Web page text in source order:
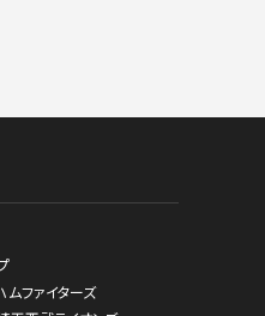
ファイターズ